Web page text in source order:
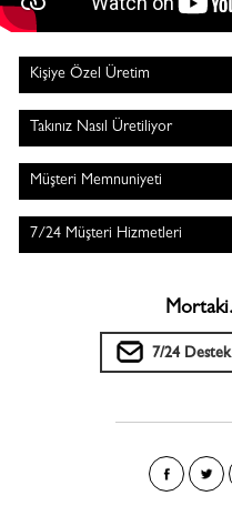
Kişiye Özel Üretim
Takınız Nasıl Üretiliyor
Müşteri Memnuniyeti
7/24 Müşteri Hizmetleri
7/24 Destek